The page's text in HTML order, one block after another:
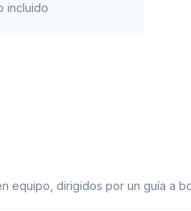
incluido
equipo, dirigidos por un guía a